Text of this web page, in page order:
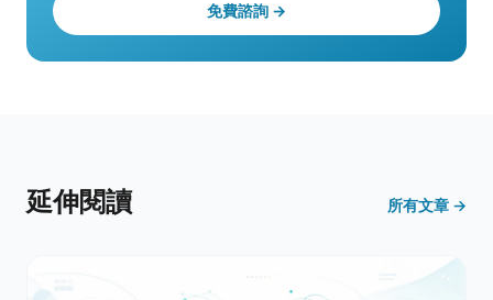
免費諮詢 →
延伸閱讀 所有文章 →